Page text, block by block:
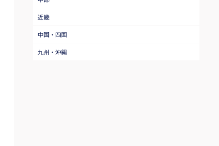
近畿
中国・四国
九州・沖縄